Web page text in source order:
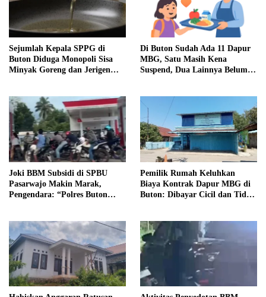
Sejumlah Kepala SPPG di
Buton Diduga Monopoli Sisa
Minyak Goreng dan Jerigen
Di Buton Sudah Ada 11 Dapur
MBG, Satu Masih Kena
Suspend, Dua Lainnya Belum
Joki BBM Subsidi di SPBU
Pasarwajo Makin Marak,
Pengendara: “Polres Buton
Pemilik Rumah Keluhkan
Biaya Kontrak Dapur MBG di
Buton: Dibayar Cicil dan Tidak